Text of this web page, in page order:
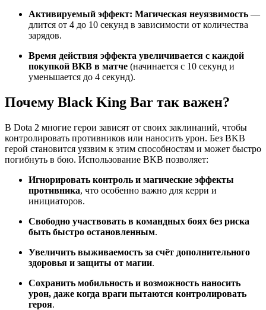
Активируемый эффект: Магическая неуязвимость —
длится от 4 до 10 секунд в зависимости от количества
зарядов.
Время действия эффекта увеличивается с каждой
покупкой BKB в матче (начинается с 10 секунд и
уменьшается до 4 секунд).
Почему Black King Bar так важен?
В Dota 2 многие герои зависят от своих заклинаний, чтобы
контролировать противников или наносить урон. Без BKB
герой становится уязвим к этим способностям и может быстро
погибнуть в бою. Использование BKB позволяет:
Игнорировать контроль и магические эффекты
противника, что особенно важно для керри и
инициаторов.
Свободно участвовать в командных боях без риска
быть быстро остановленным.
Увеличить выживаемость за счёт дополнительного
здоровья и защиты от магии.
Сохранить мобильность и возможность наносить
урон, даже когда враги пытаются контролировать
героя.